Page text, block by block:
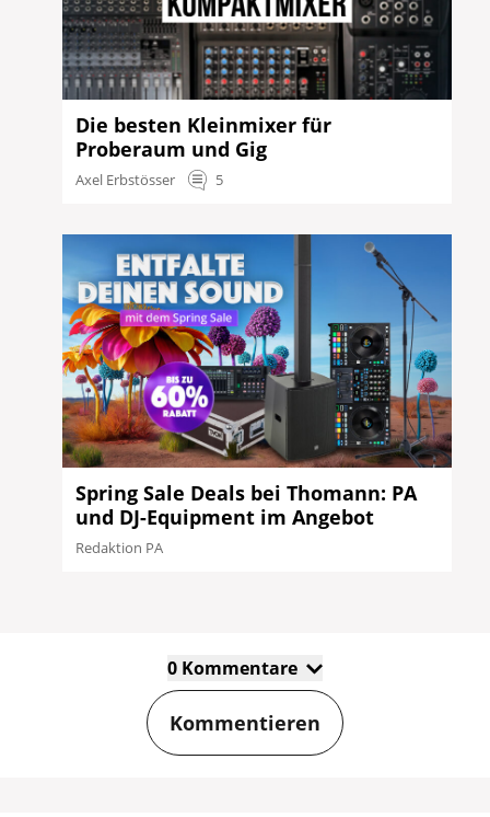
Die besten Kleinmixer für
Proberaum und Gig
Axel Erbstösser 5
Spring Sale Deals bei Thomann: PA
und DJ-Equipment im Angebot
Redaktion PA
0 Kommentare
Kommentieren